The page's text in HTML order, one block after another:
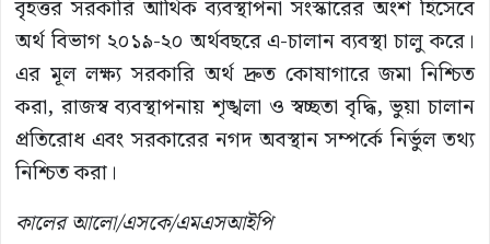
বৃহত্তর সরকারি আর্থিক ব্যবস্থাপনা সংস্কারের অংশ হিসেবে
অর্থ বিভাগ ২০১৯-২০ অর্থবছরে এ-চালান ব্যবস্থা চালু করে।
এর মূল লক্ষ্য সরকারি অর্থ দ্রুত কোষাগারে জমা নিশ্চিত
করা, রাজস্ব ব্যবস্থাপনায় শৃঙ্খলা ও স্বচ্ছতা বৃদ্ধি, ভুয়া চালান
প্রতিরোধ এবং সরকারের নগদ অবস্থান সম্পর্কে নির্ভুল তথ্য
নিশ্চিত করা।
কালের আলো/এসকে/এমএসআইপি